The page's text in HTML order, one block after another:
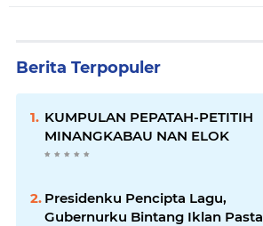
Berita Terpopuler
KUMPULAN PEPATAH-PETITIH
MINANGKABAU NAN ELOK
Presidenku Pencipta Lagu,
Gubernurku Bintang Iklan Pasta